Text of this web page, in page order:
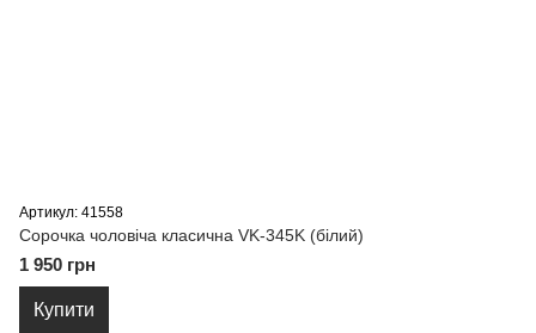
Артикул: 41558
Сорочка чоловіча класична VK-345K (бiлий)
1 950 грн
Купити